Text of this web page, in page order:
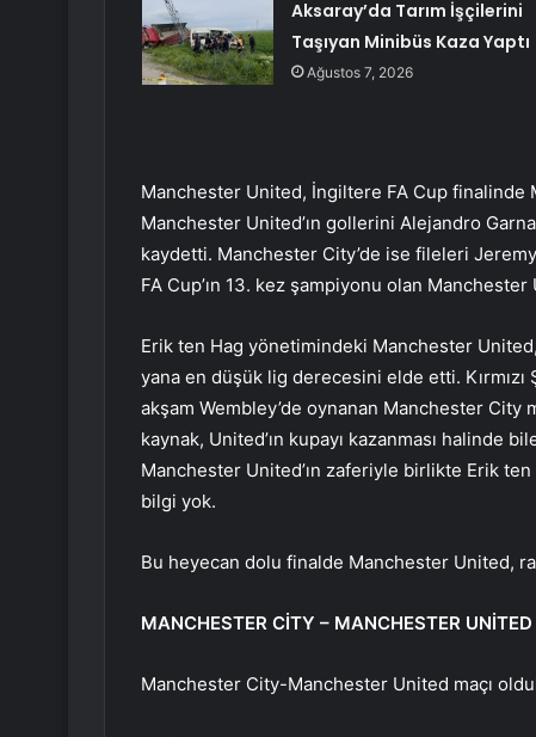
Aksaray’da Tarım İşçilerini
Taşıyan Minibüs Kaza Yaptı
Ağustos 7, 2026
Manchester United, İngiltere FA Cup finalinde
Manchester United’ın gollerini Alejandro
kaydetti. Manchester City’de ise fileleri
FA Cup’ın 13. kez şampiyonu olan
Erik ten Hag yönetimindeki Manchester
yana en düşük lig derecesini elde etti. Kırmızı
akşam Wembley’de oynanan Manchester City
kaynak, United’ın kupayı kazanması halinde
Manchester United’ın zaferiyle birlikte Erik ten
bilgi yok.
Bu heyecan dolu finalde Manchester United,
MANCHESTER CİTY – MANCHESTER
Manchester City-Manchester United maçı